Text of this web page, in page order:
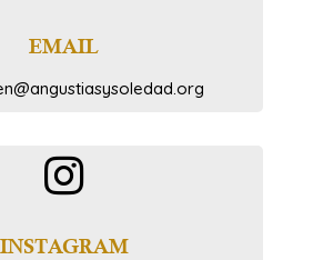
EMAIL

INSTAGRAM